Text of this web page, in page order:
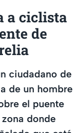
a ciclista
de
ciudadano de
de un hombre
el puente
donde